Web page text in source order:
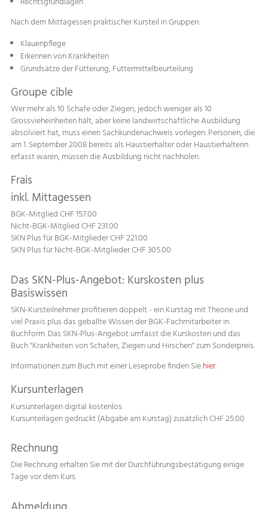
Nach dem Mittagessen praktischer Kursteil in Gruppen:
Klauenpflege
Erkennen von Krankheiten
Grundsätze der Fütterung, Futtermittelbeurteilung
Groupe cible
Wer mehr als 10 Schafe oder Ziegen, jedoch weniger als 10
Grossvieheinheiten hält, aber keine landwirtschaftliche Ausbildung
absolviert hat, muss einen Sachkundenachweis vorlegen. Personen, die
am 1. September 2008 bereits als Haustierhalter oder Haustierhalterin
erfasst waren, müssen die Ausbildung nicht nachholen.
Frais
inkl. Mittagessen
BGK-Mitglied CHF 157.00
Nicht-BGK-Mitglied CHF 231.00
SKN Plus für BGK-Mitglieder CHF 221.00
SKN Plus für Nicht-BGK-Mitglieder CHF 305.00
Das SKN-Plus-Angebot: Kurskosten plus
Basiswissen
SKN-Kursteilnehmer profitieren doppelt - ein Kurstag mit Theorie und
viel Praxis plus das geballte Wissen der BGK-Fachmitarbeiter in
Buchform. Das SKN-Plus-Angebot umfasst die Kurskosten und das
Buch "Krankheiten von Schafen, Ziegen und Hirschen" zum Sonderpreis.
Informationen zum Buch mit einer Leseprobe finden Siehier.
Kursunterlagen
Kursunterlagen digital kostenlos
Kursunterlagen gedruckt (Abgabe am Kurstag) zusätzlich CHF 25.00
Rechnung
Die Rechnung erhalten Sie mit der Durchführungsbestätigung einige
Tage vor dem Kurs.